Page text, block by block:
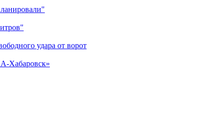
удара от ворот
Хабаровск»